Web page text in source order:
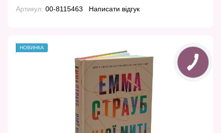
Артикул: 00-8115463 Написати відгук
НОВИНКА